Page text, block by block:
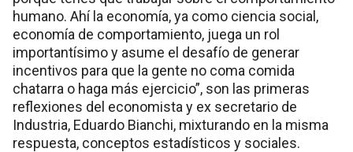
humano. Ahí la economía, ya como ciencia social,
economía de comportamiento, juega un rol
importantísimo y asume el desafío de generar
incentivos para que la gente no coma comida
chatarra o haga más ejercicio”, son las primeras
reflexiones del economista y ex secretario de
Industria, Eduardo Bianchi, mixturando en la misma
respuesta, conceptos estadísticos y sociales.